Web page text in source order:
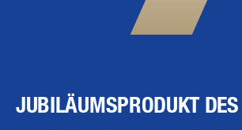
JUBILÄUMSPRODUKT